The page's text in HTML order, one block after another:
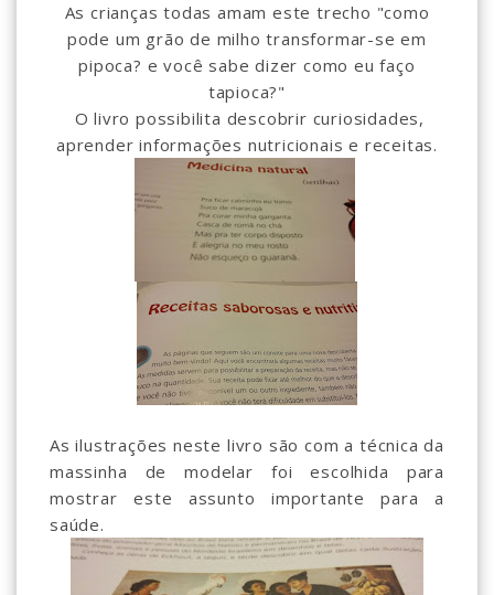
As crianças todas amam este trecho "como
pode um grão de milho transformar-se em
pipoca? e você sabe dizer como eu faço
tapioca?"
O livro possibilita descobrir curiosidades,
aprender informações nutricionais e receitas.
As ilustrações neste livro são com a técnica da
massinha de modelar foi escolhida para
mostrar este assunto importante para a
saúde.